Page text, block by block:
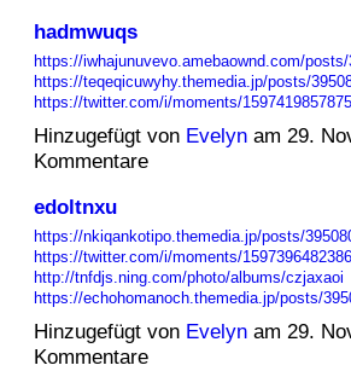
hadmwuqs
https://iwhajunuvevo.amebaownd.com/posts/
https://teqeqicuwyhy.themedia.jp/posts/
https://twitter.com/i/moments/
Hinzugefügt von Evelynam 29.
Kommentare
edoltnxu
https://nkiqankotipo.themedia.jp/posts/
https://twitter.com/i/moments/
http://tnfdjs.ning.com/photo/albums/czjaxaoi
https://echohomanoch.themedia.jp/posts/
Hinzugefügt von Evelynam 29.
Kommentare